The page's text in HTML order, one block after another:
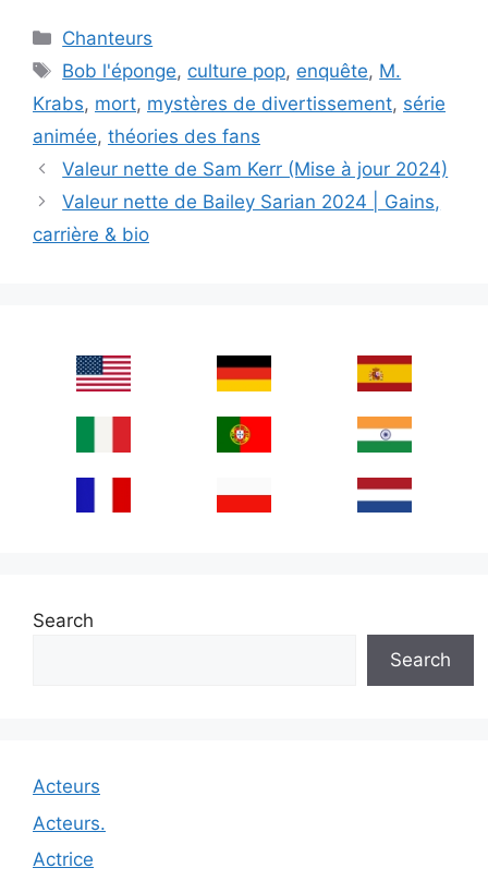
Categories
Chanteurs
Tags
Bob l'éponge, culture pop, enquête, M.
Krabs, mort, mystères de divertissement, série
animée, théories des fans
Valeur nette de Sam Kerr (Mise à jour 2024)
Valeur nette de Bailey Sarian 2024 | Gains,
carrière & bio
Search
Search
Acteurs
Acteurs.
Actrice